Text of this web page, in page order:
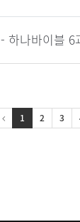
하나바이블 6
1 2 3